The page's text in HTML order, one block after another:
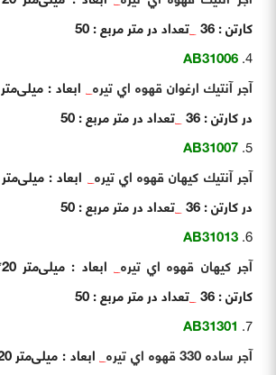
کارتن : 36
_تعداد در متر مربع : 50
AB31006
آجر آنتيك ارغوان قهوه اي تيره_ابعاد : میلی‌متر 20*60*280
در کارتن : 36
_تعداد در متر مربع : 50
AB31007
آجر آنتيك كيهان قهوه اي تيره_ ابعاد : میلی‌متر 20*60*280
در کارتن : 36
_تعداد در متر مربع : 50
AB31013
آجر كيهان قهوه اي تيره_ ابعاد : میلی‌متر 20*60*280
کارتن : 36
_تعداد در متر مربع : 50
AB31301
آجر ساده 330 قهوه اي تيره
_ابعاد : میلی‌متر 20*70*330